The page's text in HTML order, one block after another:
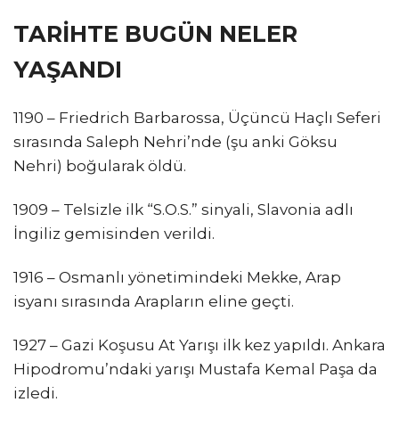
TARİHTE BUGÜN NELER
YAŞANDI
1190 – Friedrich Barbarossa, Üçüncü Haçlı Seferi
sırasında Saleph Nehri’nde (şu anki Göksu
Nehri) boğularak öldü.
1909 – Telsizle ilk “S.O.S.” sinyali, Slavonia adlı
İngiliz gemisinden verildi.
1916 – Osmanlı yönetimindeki Mekke, Arap
isyanı sırasında Arapların eline geçti.
1927 – Gazi Koşusu At Yarışı ilk kez yapıldı. Ankara
Hipodromu’ndaki yarışı Mustafa Kemal Paşa da
izledi.